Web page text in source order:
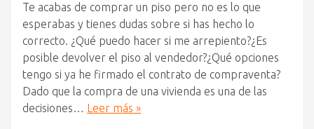
Te acabas de comprar un piso pero no es lo que
esperabas y tienes dudas sobre si has hecho lo
correcto. ¿Qué puedo hacer si me arrepiento?¿Es
posible devolver el piso al vendedor?¿Qué opciones
tengo si ya he firmado el contrato de compraventa?
Dado que la compra de una vivienda es una de las
decisiones… Leer más »